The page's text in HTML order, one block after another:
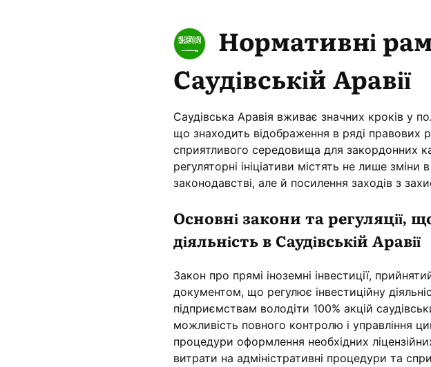
Нормативні
Саудівській Аравії
Саудівська Аравія вживає значних кроків у
що знаходить відображення в ряді правових
сприятливого середовища для закордонних
регуляторні ініціативи містять не лише
законодавстві, але й посилення заходів з
Основні закони та регуляції,
діяльність в Саудівській Аравії
Закон про прямі іноземні інвестиції,
документом, що регулює інвестиційну
підприємствам володіти 100% акцій
можливість повного контролю і управління
процедури оформлення необхідних
витрати на адміністративні процедури та